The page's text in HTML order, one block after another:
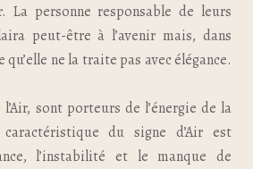
personne responsable de leurs
peut-être à l’avenir mais, dans
ne la traite pas avec élégance.
sont porteurs de l’énergie de la
du signe d’Air est
l’instabilité et le manque de